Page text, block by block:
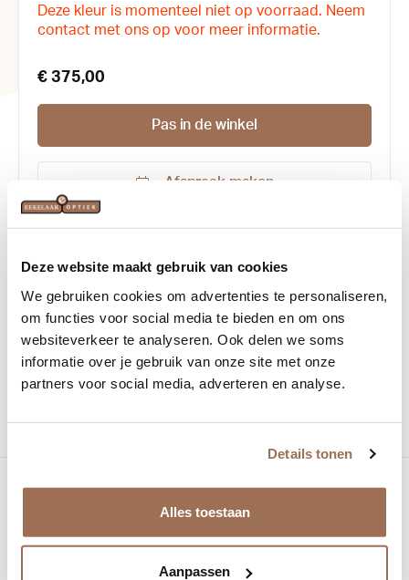
Deze website maakt gebruik van cookies
We gebruiken cookies om advertenties te personaliseren,
om functies voor social media te bieden en om ons
websiteverkeer te analyseren. Ook delen we soms
informatie over je gebruik van onze site met onze
partners voor social media, adverteren en analyse.
Details tonen
Alles toestaan
Aanpassen
Deze kleur is momenteel niet op voorraad. Neem
contact met ons op voor meer informatie.
€ 375,00
Pas in de winkel
Afspraak maken
Productnummer:
167856
Maat: 55-18
Materiaal: Acetaat
Vorm: Piloot
Bezoek onze winkel
5038 NJ Tilburg